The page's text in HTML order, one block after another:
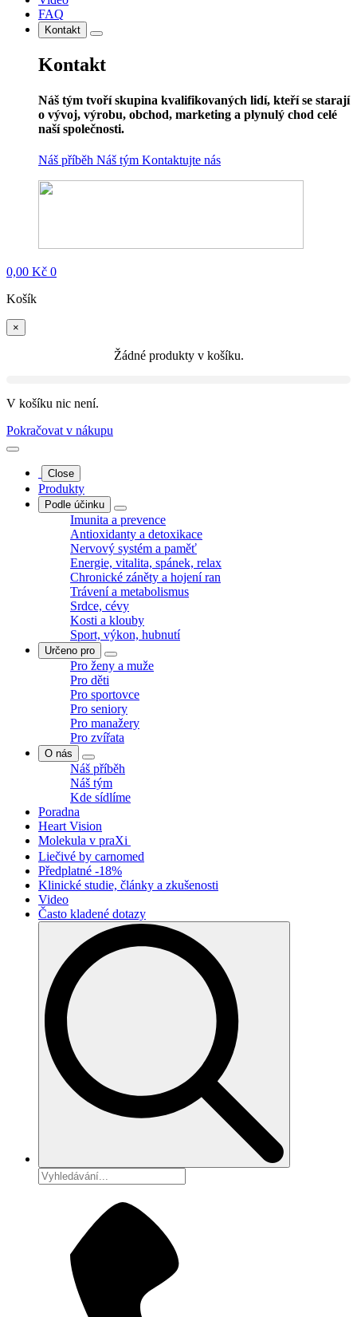
FAQ
Kontakt
Kontakt
Náš tým tvoří skupina kvalifikovaných lidí, kteří se starají
o vývoj, výrobu, obchod, marketing a plynulý chod celé
naší společnosti.
Náš příběh Náš tým Kontaktujte nás
0,00 Kč 0
Košík
×
Žádné produkty v košíku.
V košíku nic není.
Pokračovat v nákupu
Close
Produkty
Podle účinku
Imunita a prevence
Antioxidanty a detoxikace
Nervový systém a paměť
Energie, vitalita, spánek, relax
Chronické záněty a hojení ran
Trávení a metabolismus
Srdce, cévy
Kosti a klouby
Sport, výkon, hubnutí
Určeno pro
Pro ženy a muže
Pro děti
Pro sportovce
Pro seniory
Pro manažery
Pro zvířata
O nás
Náš příběh
Náš tým
Kde sídlíme
Poradna
Heart Vision
Molekula v praXi
Liečivé by carnomed
Předplatné -18%
Klinické studie, články a zkušenosti
Video
Často kladené dotazy
Search